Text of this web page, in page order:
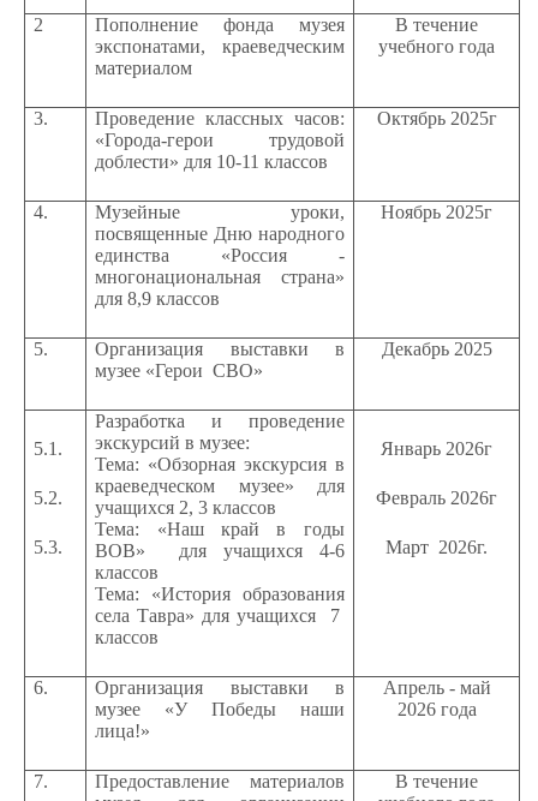
2
Пополнение фонда музея
экспонатами, краеведческим
материалом
В течение
учебного года
3.
Проведение классных часов:
«Города-герои трудовой
доблести» для 10-11 классов
Октябрь 2025г
4.
Музейные уроки,
посвященные Дню народного
единства «Россия -
многонациональная страна»
для 8,9 классов
Ноябрь 2025г
5.
Организация выставки в
музее «Герои СВО»
Декабрь 2025
5.1.
5.2.
5.3.
Разработка и проведение
экскурсий в музее:
Тема: «Обзорная экскурсия в
краеведческом музее» для
учащихся 2, 3 классов
Тема: «Наш край в годы
ВОВ» для учащихся 4-6
классов
Тема: «История образования
села Тавра» для учащихся 7
классов
Январь 2026г
Февраль 2026г
Март 2026г.
6.
Организация выставки в
музее «У Победы наши
лица!»
Апрель - май
2026 года
7.
Предоставление материалов
В течение